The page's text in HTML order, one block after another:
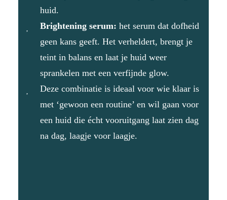
huid.
Brightening serum: het serum dat dofheid
geen kans geeft. Het verheldert, brengt je
teint in balans en laat je huid weer
sprankelen met een verfijnde glow.
Deze combinatie is ideaal voor wie klaar is
met ‘gewoon een routine’ en wil gaan voor
een huid die écht vooruitgang laat zien dag
na dag, laagje voor laagje.